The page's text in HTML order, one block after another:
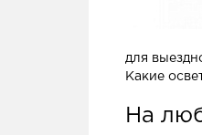
для
Какие
На